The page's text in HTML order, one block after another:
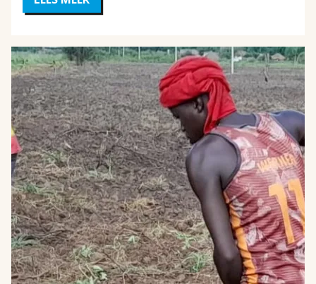
WIE
ER
OM
NAAR
DE
STRAATKINDEREN
IN
KATHMANDU?